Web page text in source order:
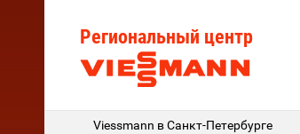
Региональный центр
Viessmann в Санкт-Петербурге